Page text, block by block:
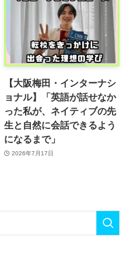
【大阪梅田・インターナシ
ョナル】「英語が話せなか
った私が、ネイティブの先
生と自然に会話できるよう
になるまで」
2026年7月17日